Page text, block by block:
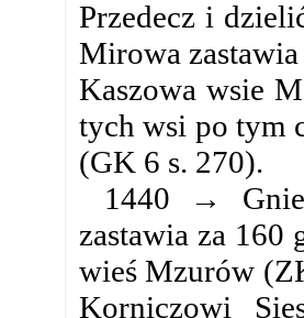
Przedecz i
Mirowa
Kaszowa wsie
tych wsi po tym
(GK 6 s. 270).
1440 →
zastawia za
wieś Mzurów
Korniczowi